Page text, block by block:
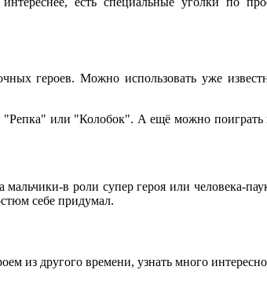
героев. Можно использовать уже
или "Колобок". А ещё можно поиграть
в роли супер героя или человека-
себе придумал.
из другого времени, узнать много